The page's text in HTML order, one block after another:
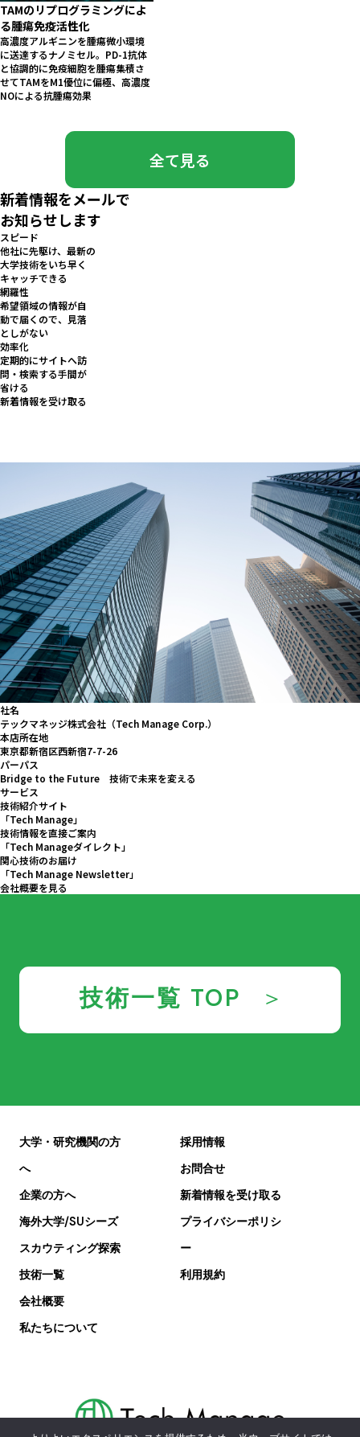
TAMのリプログラミングによ
る腫瘍免疫活性化
高濃度アルギニンを腫瘍微小環境
に送達するナノミセル。PD-1抗体
と協調的に免疫細胞を腫瘍集積さ
せてTAMをM1優位に偏極、高濃度
NOによる抗腫瘍効果
全て見る
新着情報をメールで
お知らせします
スピード
他社に先駆け、最新の
大学技術をいち早く
キャッチできる
網羅性
希望領域の情報が自
動で届くので、見落
としがない
効率化
定期的にサイトへ訪
問・検索する手間が
省ける
新着情報を受け取る
社名
テックマネッジ株式会社（Tech Manage Corp.）
本店所在地
東京都新宿区西新宿7-7-26
パーパス
Bridge to the Future 技術で未来を変える
サービス
技術紹介サイト
「Tech Manage」
技術情報を直接ご案内
「Tech Manageダイレクト」
関心技術のお届け
「Tech Manage Newsletter」
会社概要を見る
技術一覧 TOP
大学・研究機関の方
へ
企業の方へ
海外大学/SUシーズ
スカウティング探索
技術一覧
会社概要
私たちについて
採用情報
お問合せ
新着情報を受け取る
プライバシーポリシ
ー
利用規約